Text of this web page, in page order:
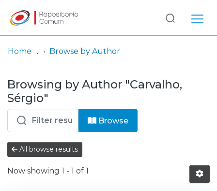
& Collections
Browse repository
Entities
Log
In
(current)
Home Browse by Author
Browsing by Author "Carvalho,
Sérgio"
Browse
All browse results
Now showing 1 - 1 of 1